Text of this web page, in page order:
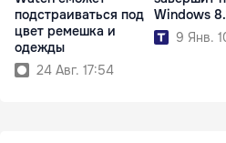
подстраиваться под
цвет ремешка и
одежды
24 Авг. 17:54
Windows
9 Янв.